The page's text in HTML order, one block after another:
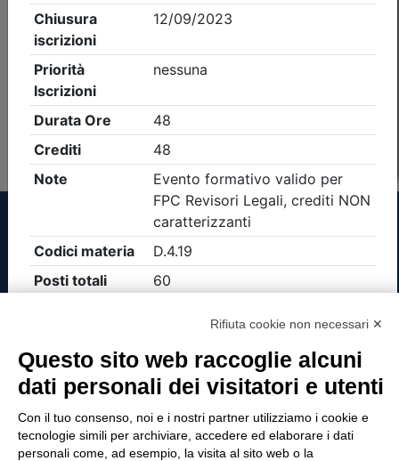
Esito della ricerca eventi formativi
Non è stato trovato nessun evento formativo con i
parametri di ricerca utilizzati
Tinexta Visura SpA
Società con Socio Unico
Società soggetta alla direzione e coordinamento
P.IVA 05338771008 REA n. 877679
Rifiuta cookie non necessari ✕
Questo sito web raccoglie alcuni
dati personali dei visitatori e utenti
Con il tuo consenso, noi e i nostri partner utilizziamo i cookie e
tecnologie simili per archiviare, accedere ed elaborare i dati
personali come, ad esempio, la visita al sito web o la